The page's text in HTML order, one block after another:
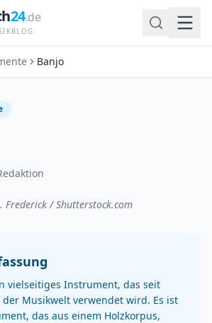
24.de
Banjo
Frederick / Shutterstock.com
vielseitiges Instrument, das seit
der Musikwelt verwendet wird. Es ist
das aus einem Holzkorpus,